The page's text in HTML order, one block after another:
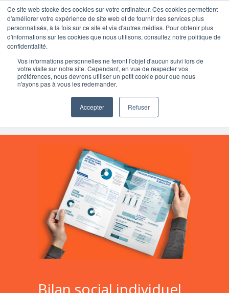
Ce site web stocke des cookies sur votre ordinateur. Ces cookies permettent
d'améliorer votre expérience de site web et de fournir des services plus
personnalisés, à la fois sur ce site et via d'autres médias. Pour obtenir plus
d'informations sur les cookies que nous utilisons, consultez notre politique de
confidentialité.
Vos informations personnelles ne feront l'objet d'aucun suivi lors de
votre visite sur notre site. Cependant, en vue de respecter vos
préférences, nous devrons utiliser un petit cookie pour que nous
n'ayons pas à vous les redemander.
Accepter Refuser
Bilan social individuel